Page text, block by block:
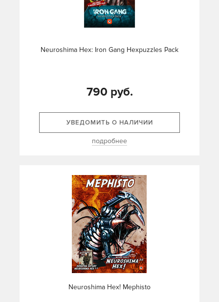
Neuroshima Hex: Iron Gang Hexpuzzles Pack
790 руб.
УВЕДОМИТЬ О НАЛИЧИИ
подробнее
Neuroshima Hex! Mephisto